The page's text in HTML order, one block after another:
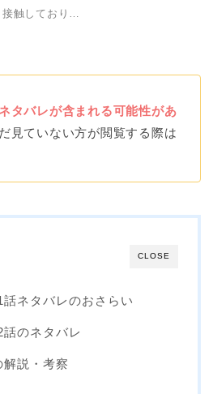
接触しており…
タバレが含まれる可能性があ
見ていない方が閲覧する際は
CLOSE
ネタバレのおさらい
のネタバレ
説・考察